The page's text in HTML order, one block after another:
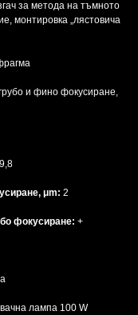
за метода на тъмното
монтировка „лястовича
и фино фокусиране,
μm: 2
фокусиране: +
лампа 100 W